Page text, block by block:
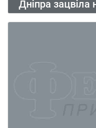
Дніпра зацвіла